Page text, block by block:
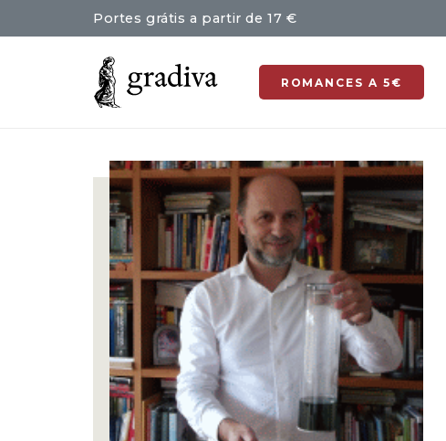
Portes grátis a partir de 17 €
ROMANCES A 5€